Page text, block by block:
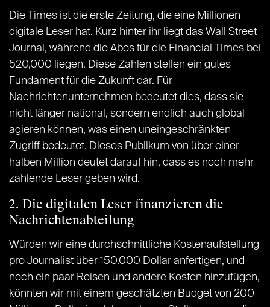
Die Times ist die erste Zeitung, die eine Millionen
digitale Leser hat. Kurz hinter ihr liegt das Wall Street
Journal, während die Abos für die Financial Times bei
520,000 liegen. Diese Zahlen stellen ein gutes
Fundament für die Zukunft dar. Für
Nachrichtenunternehmen bedeutet dies, dass sie
nicht länger national, sondern endlich auch global
agieren können, was einen uneingeschränkten
Zugriff bedeutet. Dieses Publikum von über einer
halben Million deutet darauf hin, dass es noch mehr
zahlende Leser geben wird.
2. Die digitalen Leser finanzieren die
Nachrichtenabteilung
Würden wir eine durchschnittliche Kostenaufstellung
pro Journalist über 150.000 Dollar anfertigen, und
noch ein paar Reisen und andere Kosten hinzufügen,
könnten wir mit einem geschätzten Budget von 200